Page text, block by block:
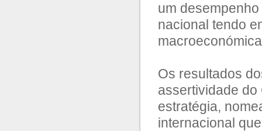
um
nacional tendo
Os resultados
assertividade
estratégia,
internacional